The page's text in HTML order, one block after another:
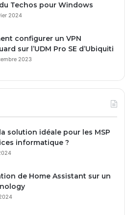
Techos pour Windows
2024
configurer un VPN
sur l’UDM Pro SE d’Ubiquiti
2023
solution idéale pour les MSP
informatique ?
de Home Assistant sur un